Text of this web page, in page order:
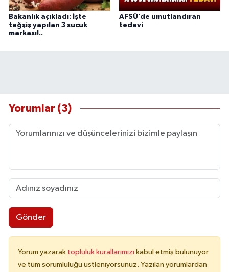
Bakanlık açıkladı: İşte
tağşiş yapılan 3 sucuk
markası!..
AFSÜ’de umutlandıran
tedavi
Yorumlar (3)
Gönder
Yorum yazarak topluluk kurallarımızı kabul etmiş bulunuyor
ve tüm sorumluluğu üstleniyorsunuz. Yazılan yorumlardan